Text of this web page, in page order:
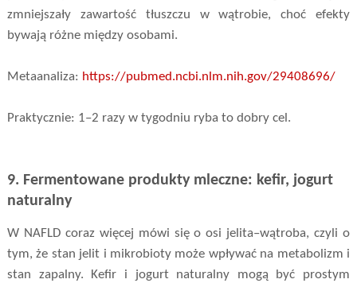
zmniejszały zawartość tłuszczu w wątrobie, choć efekty
bywają różne między osobami.
Metaanaliza: https://pubmed.ncbi.nlm.nih.gov/29408696/
Praktycznie: 1–2 razy w tygodniu ryba to dobry cel.
9. Fermentowane produkty mleczne: kefir, jogurt
naturalny
W NAFLD coraz więcej mówi się o osi jelita–wątroba, czyli o
tym, że stan jelit i mikrobioty może wpływać na metabolizm i
stan zapalny. Kefir i jogurt naturalny mogą być prostym